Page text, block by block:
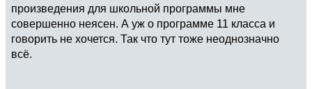
произведения для школьной программы мне
совершенно неясен. А уж о программе 11 класса и
говорить не хочется. Так что тут тоже неоднозначно
всё.